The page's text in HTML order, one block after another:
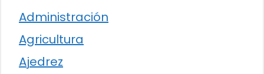
Administración
Agricultura
Ajedrez